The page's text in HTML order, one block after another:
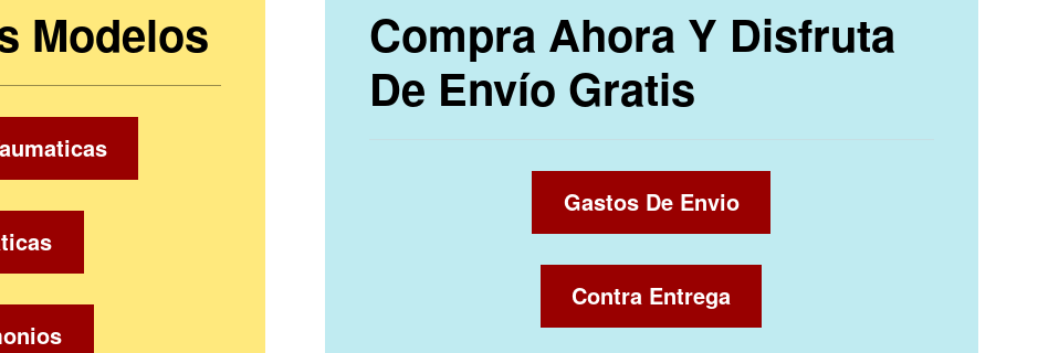
Modelos
Compra Ahora Y Disfruta
De Envío Gratis
Gastos De Envio
Contra Entrega